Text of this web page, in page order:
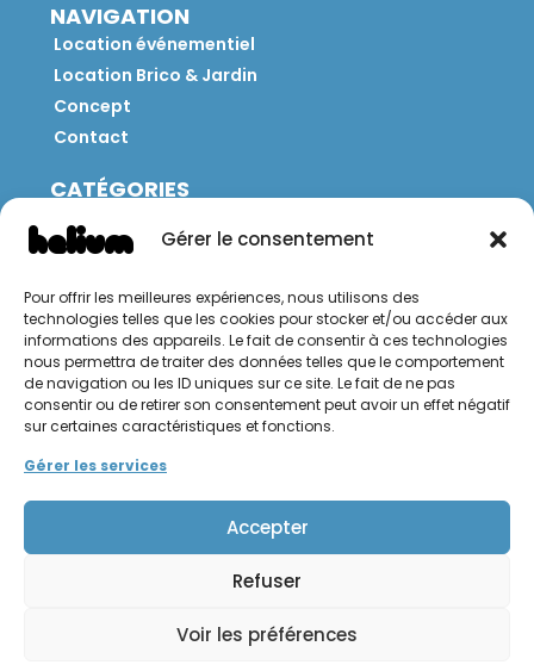
Gérer le consentement
Pour offrir les meilleures expériences, nous utilisons des
technologies telles que les cookies pour stocker et/ou accéder aux
informations des appareils. Le fait de consentir à ces technologies
nous permettra de traiter des données telles que le comportement
de navigation ou les ID uniques sur ce site. Le fait de ne pas
consentir ou de retirer son consentement peut avoir un effet négatif
sur certaines caractéristiques et fonctions.
Gérer les services
Accepter
Refuser
Voir les préférences
NAVIGATION
Location événementiel
Location Brico & Jardin
Concept
Contact
CATÉGORIES
Mobilier
Brico
Jardin
CONTACT
Politique de confidentialité
Conditions générales de vente et d'utilisation